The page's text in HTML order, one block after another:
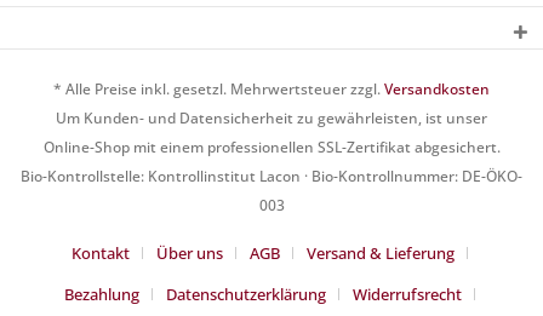
* Alle Preise inkl. gesetzl. Mehrwertsteuer zzgl.Versandkosten
Um Kunden- und Datensicherheit zu gewährleisten, ist unser
Online-Shop mit einem professionellen SSL-Zertifikat abgesichert.
Bio-Kontrollstelle: Kontrollinstitut Lacon · Bio-Kontrollnummer: DE-ÖKO-
003
Kontakt Über uns AGB
Versand & Lieferung
Bezahlung
Datenschutzerklärung Widerrufsrecht